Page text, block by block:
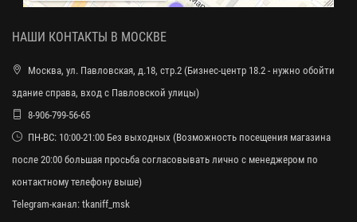
НАШИ КОНТАКТЫ В МОСКВЕ
Москва, ул. Павловская, д.18, стр.2 (Бизнес-центр 18.2 - нужно обойти
здание справа, вход с Павловской улицы)
8-906-799-56-65
ПН-ВС: 10:00-21:00 Без выходных (Возможность посещения магазина
после 20:00 большая просьба согласовывать лично с менеджером по
контактному телефону выше)
Telegram-канал: tkaniff_msk